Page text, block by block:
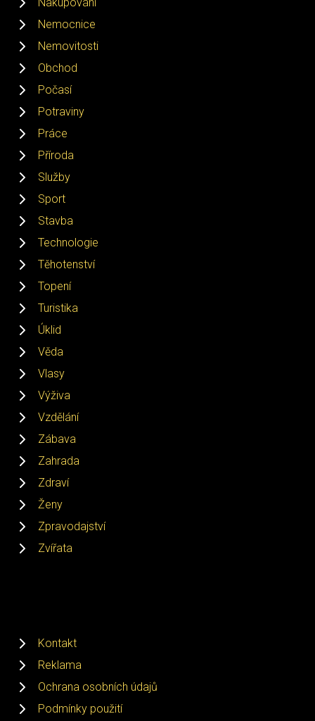
Nemocnice
Nemovitosti
Obchod
Počasí
Potraviny
Práce
Příroda
Služby
Sport
Stavba
Technologie
Těhotenství
Topení
Turistika
Úklid
Věda
Vlasy
Výživa
Vzdělání
Zábava
Zahrada
Zdraví
Ženy
Zpravodajství
Zvířata
Kontakt
Reklama
Ochrana osobních údajů
Podmínky použití